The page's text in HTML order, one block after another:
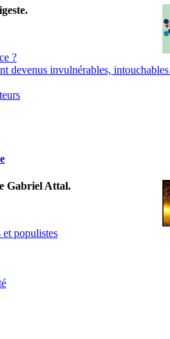
?
devenus invulnérables, intouchables
Gabriel Attal.
populistes